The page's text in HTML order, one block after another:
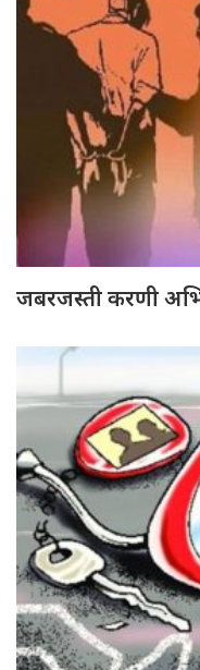
जबरजस्ती करणी